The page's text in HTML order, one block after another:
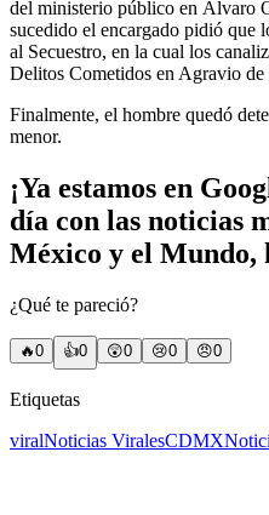
del ministerio público en Álvaro
sucedido el encargado pidió que
al Secuestro, en la cual los
Delitos Cometidos en Agravio
Finalmente, el hombre quedó
menor.
¡Ya estamos en
día con las noticias
México y el Mundo,
¿Qué te pareció?
🔥0 👍0 😲0 😢0 😠0
Etiquetas
viralNoticias ViralesCDMX